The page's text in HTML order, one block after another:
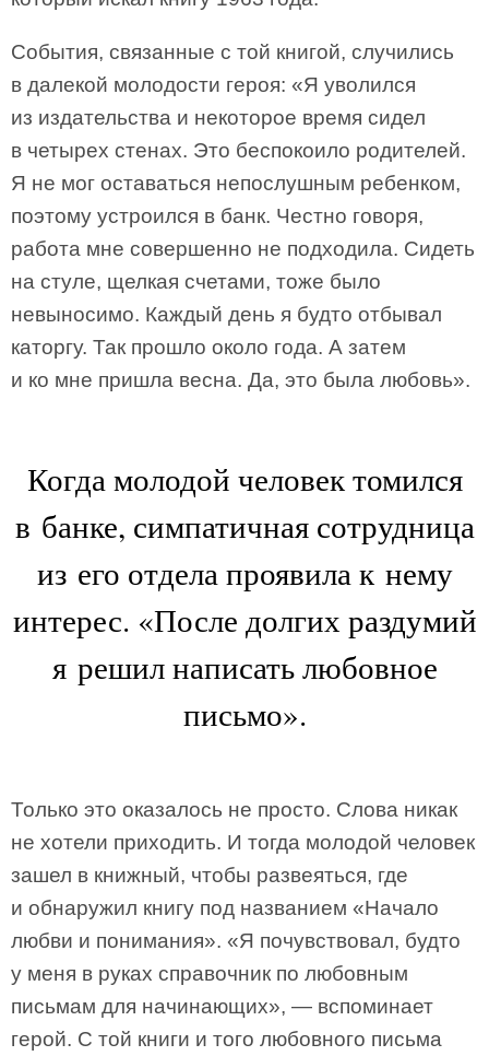
События, связанные с той книгой, случились
в далекой молодости героя: «Я уволился
из издательства и некоторое время сидел
в четырех стенах. Это беспокоило родителей.
Я не мог оставаться непослушным ребенком,
поэтому устроился в банк. Честно говоря,
работа мне совершенно не подходила. Сидеть
на стуле, щелкая счетами, тоже было
невыносимо. Каждый день я будто отбывал
каторгу. Так прошло около года. А затем
и ко мне пришла весна. Да, это была любовь».
Когда молодой человек томился
в банке, симпатичная сотрудница
из его отдела проявила к нему
интерес. «После долгих раздумий
я решил написать любовное
письмо».
Только это оказалось не просто. Слова никак
не хотели приходить. И тогда молодой человек
зашел в книжный, чтобы развеяться, где
и обнаружил книгу под названием «Начало
любви и понимания». «Я почувствовал, будто
у меня в руках справочник по любовным
письмам для начинающих», — вспоминает
герой. С той книги и того любовного письма